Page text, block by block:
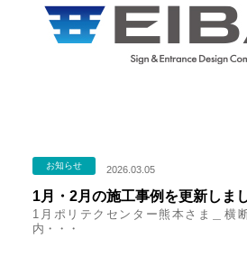
お知らせ 2026.03.05
1月・2月の施工事例を更新しま
1月ポリテクセンター熊本さま＿横
内・・・